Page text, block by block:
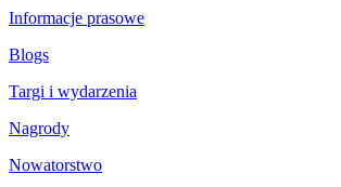
Informacje prasowe
Blogs
Targi i wydarzenia
Nagrody
Nowatorstwo